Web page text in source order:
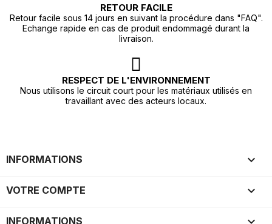
RETOUR FACILE
Retour facile sous 14 jours en suivant la procédure dans "FAQ".
Echange rapide en cas de produit endommagé durant la
livraison.
RESPECT DE L'ENVIRONNEMENT
Nous utilisons le circuit court pour les matériaux utilisés en
travaillant avec des acteurs locaux.
INFORMATIONS 
VOTRE COMPTE 
INFORMATIONS